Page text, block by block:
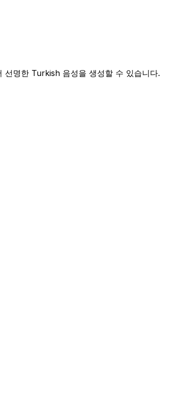
명한 Turkish 음성을 생성할 수 있습니다.